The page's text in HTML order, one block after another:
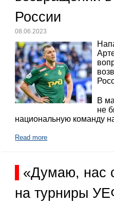
России
08.06.2023
В
не
национальную команду
Read more
«Думаю, нас
на турниры